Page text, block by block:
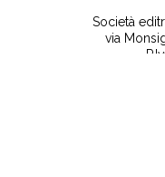
Società
via